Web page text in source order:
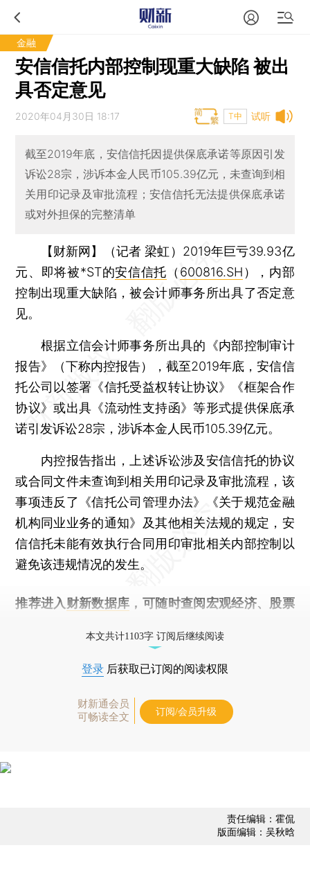
金融
安信信托内部控制现重大缺陷 被出
具否定意见
试听
2020年04月30日 18:17 T中
截至2019年底，安信信托因提供保底承诺等原因引发
诉讼28宗，涉诉本金人民币105.39亿元，未查询到相
关用印记录及审批流程；安信信托无法提供保底承诺
或对外担保的完整清单
【财新网】（记者 梁虹） 2019年巨亏39.93亿
元、即将被*ST的安信信托 （ 600816.SH ），内部
控制出现重大缺陷，被会计师事务所出具了否定意
见。
根据立信会计师事务所出具的《内部控制审计
报告》（下称内控报告），截至2019年底，安信信
托公司以签署《信托受益权转让协议》《框架合作
协议》或出具《流动性支持函》等形式提供保底承
诺引发诉讼28宗，涉诉本金人民币105.39亿元。
内控报告指出，上述诉讼涉及安信信托的协议
或合同文件未查询到相关用印记录及审批流程，该
事项违反了《信托公司管理办法》《关于规范金融
机构同业业务的通知》及其他相关法规的规定，安
信信托未能有效执行合同用印审批相关内部控制以
避免该违规情况的发生。
推荐进入 财新数据库 ，可随时查阅宏观经济、股票
本文共计1103字 订阅后继续阅读
登录 后获取已订阅的阅读权限
财新通会员
可畅读全文
订阅/会员升级
责任编辑：霍侃
版面编辑：吴秋晗